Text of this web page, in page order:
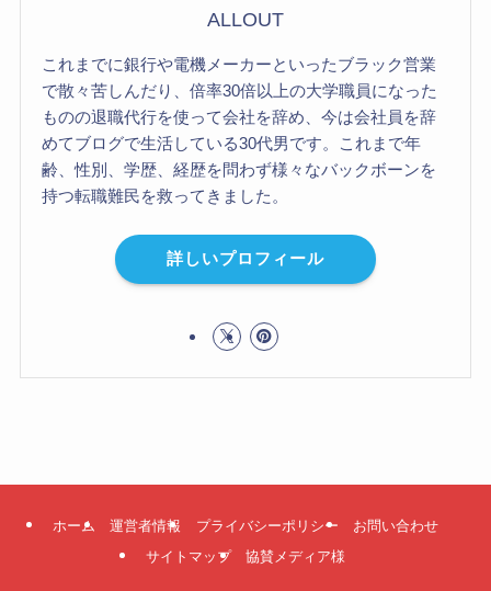
ALLOUT
これまでに銀行や電機メーカーといったブラック営業
で散々苦しんだり、倍率30倍以上の大学職員になった
ものの退職代行を使って会社を辞め、今は会社員を辞
めてブログで生活している30代男です。これまで年
齢、性別、学歴、経歴を問わず様々なバックボーンを
持つ転職難民を救ってきました。
詳しいプロフィール
ホーム 運営者情報 プライバシーポリシー
お問い合わせ
サイトマップ
協賛メディア様